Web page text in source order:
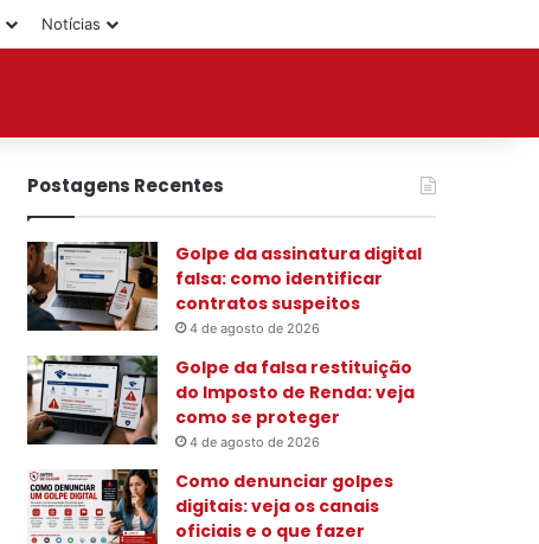
Notícias
Postagens Recentes
Golpe da assinatura digital
falsa: como identificar
contratos suspeitos
4 de agosto de 2026
Golpe da falsa restituição
do Imposto de Renda: veja
como se proteger
4 de agosto de 2026
Como denunciar golpes
digitais: veja os canais
oficiais e o que fazer